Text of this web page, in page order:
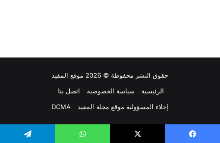
حقوق النشر محفوظة © 2026 موقع المفيد
الرئيسية
سياسة الخصوصية
اتصل بنا
إخلاء المسؤولية موقع مجلة المفيد
DCMA